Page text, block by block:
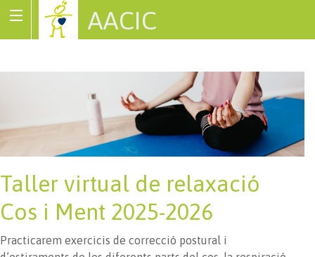
AACIC
Taller virtual de relaxació
Cos i Ment 2025-2026
Practicarem exercicis de correcció postural i